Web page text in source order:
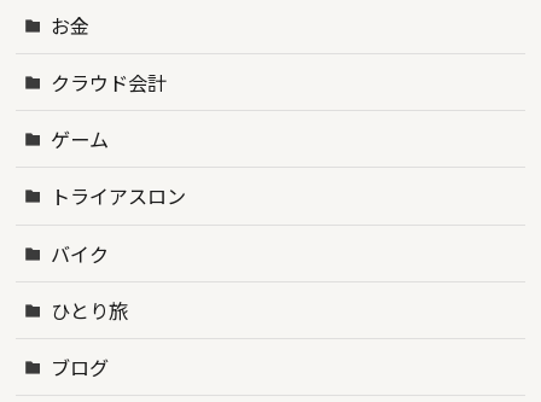
お金
クラウド会計
ゲーム
トライアスロン
バイク
ひとり旅
ブログ